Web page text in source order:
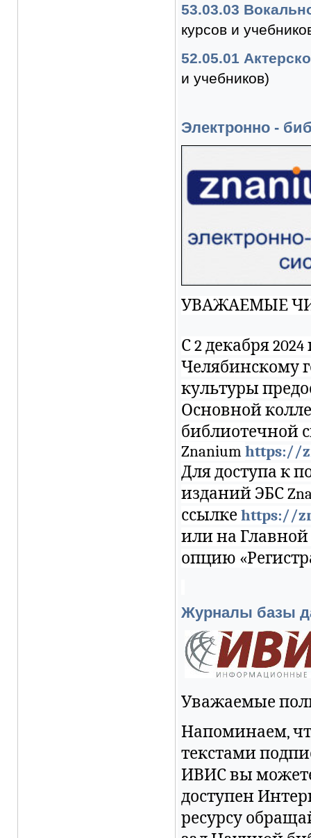
53.03.03
курсов и
52.05.01
и учебников)
Электронно -
УВАЖАЕМЫЕ
С 2 декабря 2024
Челябинскому
культуры
Основной
библиотечной
Znaniumhttps://
Для доступа к
изданий ЭБС
ссылке https://
или на Главной
опцию
Журналы базы
Уважаемые
Напоминаем,
текстами
ИВИСвы
доступен
ресурсу